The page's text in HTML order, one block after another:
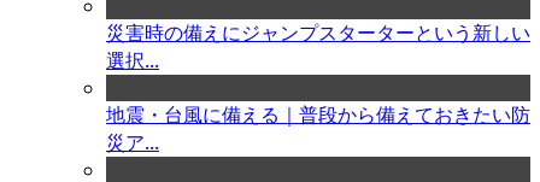
災害時の備えにジャンプスターターという新しい
選択...
地震・台風に備える｜普段から備えておきたい防
災ア...